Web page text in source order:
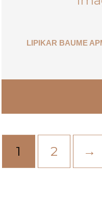
LIPIKAR BAUME
1 2 →